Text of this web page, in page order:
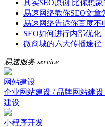
其实SEO原创 比你想
易速网络教你SEO文章
易速网络告诉你百度不
SEO如何进行内部优化
微商城的六大传播途径
易速服务service
网站建设
企业网站建设 / 品牌网站建
建设
小程序开发